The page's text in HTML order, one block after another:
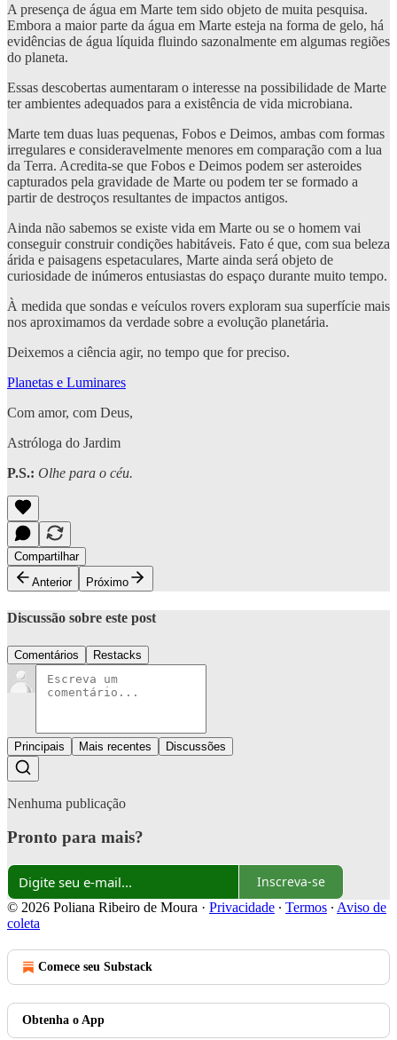
A presença de água em Marte tem sido objeto de muita pesquisa.
Embora a maior parte da água em Marte esteja na forma de gelo, há
evidências de água líquida fluindo sazonalmente em algumas regiões
do planeta.
Essas descobertas aumentaram o interesse na possibilidade de Marte
ter ambientes adequados para a existência de vida microbiana.
Marte tem duas luas pequenas, Fobos e Deimos, ambas com formas
irregulares e consideravelmente menores em comparação com a lua
da Terra. Acredita-se que Fobos e Deimos podem ser asteroides
capturados pela gravidade de Marte ou podem ter se formado a
partir de destroços resultantes de impactos antigos.
Ainda não sabemos se existe vida em Marte ou se o homem vai
conseguir construir condições habitáveis. Fato é que, com sua beleza
árida e paisagens espetaculares, Marte ainda será objeto de
curiosidade de inúmeros entusiastas do espaço durante muito tempo.
À medida que sondas e veículos rovers exploram sua superfície mais
nos aproximamos da verdade sobre a evolução planetária.
Deixemos a ciência agir, no tempo que for preciso.
Planetas e Luminares
Com amor, com Deus,
Astróloga do Jardim
P.S.: Olhe para o céu.
Compartilhar
Anterior
Próximo
Discussão sobre este post
Comentários Restacks
Principais Mais recentes Discussões
Nenhuma publicação
Pronto para mais?
Inscreva-se
© 2026 Poliana Ribeiro de Moura · Privacidade ∙ Termos ∙ Aviso de
coleta
Comece seu Substack
Obtenha o App